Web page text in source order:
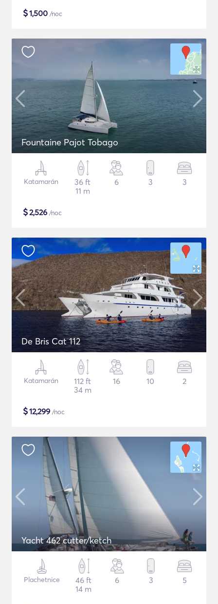
$1,500 /noc
Fountaine Pajot Tobago
Katamarán
36 ft
11 m
6 3 3
$2,526 /noc
De Bris Cat 112
Katamarán
112 ft
34 m
16 10 2
$12,299 /noc
Yacht 462 cutter/ketch
Plachetnice
46 ft
14 m
6 3 5